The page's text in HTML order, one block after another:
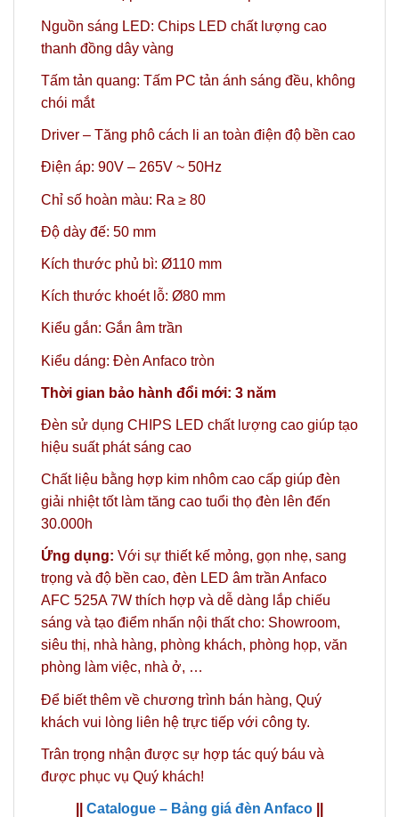
Nguồn sáng LED: Chips LED chất lượng cao
thanh đồng dây vàng
Tấm tản quang: Tấm PC tản ánh sáng đều, không
chói mắt
Driver – Tăng phô cách li an toàn điện độ bền cao
Điện áp: 90V – 265V ~ 50Hz
Chỉ số hoàn màu: Ra ≥ 80
Độ dày đế: 50 mm
Kích thước phủ bì: Ø110 mm
Kích thước khoét lỗ: Ø80 mm
Kiểu gắn: Gắn âm trần
Kiểu dáng: Đèn Anfaco tròn
Thời gian bảo hành đổi mới: 3 năm
Đèn sử dụng CHIPS LED chất lượng cao giúp tạo
hiệu suất phát sáng cao
Chất liệu bằng hợp kim nhôm cao cấp giúp đèn
giải nhiệt tốt làm tăng cao tuổi thọ đèn lên đến
30.000h
Ứng dụng: Với sự thiết kế mỏng, gọn nhẹ, sang
trọng và độ bền cao, đèn LED âm trần Anfaco
AFC 525A 7W thích hợp và dễ dàng lắp chiếu
sáng và tạo điểm nhấn nội thất cho: Showroom,
siêu thị, nhà hàng, phòng khách, phòng họp, văn
phòng làm việc, nhà ở, …
Để biết thêm về chương trình bán hàng, Quý
khách vui lòng liên hệ trực tiếp với công ty.
Trân trọng nhận được sự hợp tác quý báu và
được phục vụ Quý khách!
Catalogue – Bảng giá đèn Anfaco